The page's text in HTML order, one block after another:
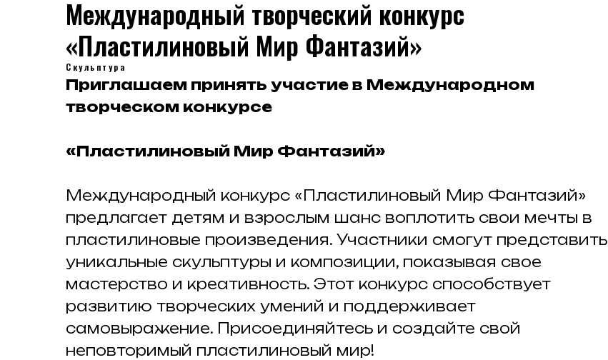
Международный творческий конкурс
«Пластилиновый Мир Фантазий»
Скульптура
Приглашаем принять участие в Международном
творческом конкурсе
«Пластилиновый Мир Фантазий»
Международный конкурс «Пластилиновый Мир Фантазий»
предлагает детям и взрослым шанс воплотить свои мечты в
пластилиновые произведения. Участники смогут представить
уникальные скульптуры и композиции, показывая свое
мастерство и креативность. Этот конкурс способствует
развитию творческих умений и поддерживает
самовыражение. Присоединяйтесь и создайте свой
неповторимый пластилиновый мир!